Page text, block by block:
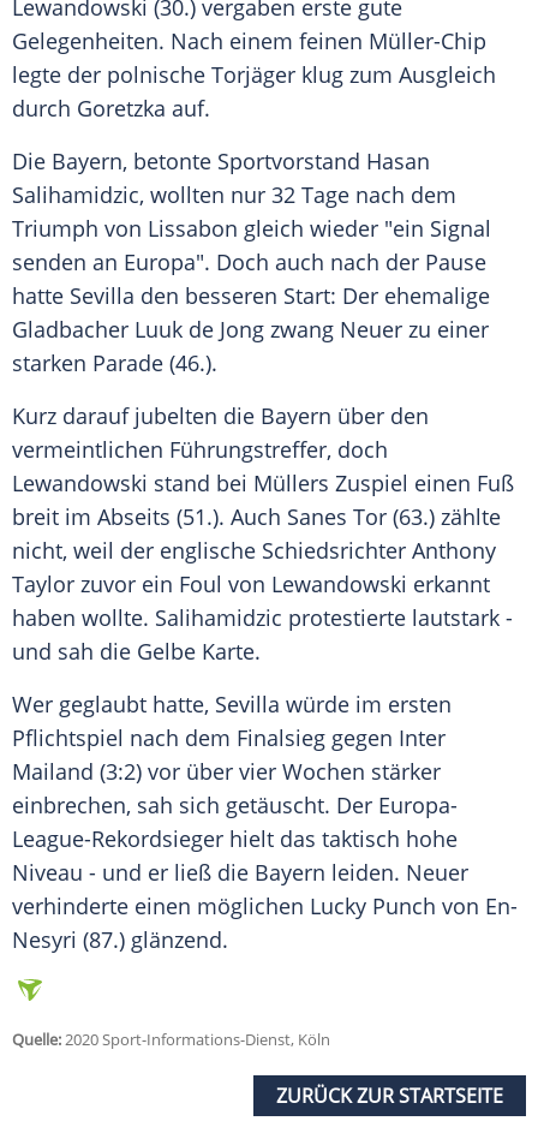
Lewandowski (30.) vergaben erste gute
Gelegenheiten. Nach einem feinen Müller-Chip
legte der polnische Torjäger klug zum Ausgleich
durch Goretzka auf.
Die Bayern, betonte Sportvorstand Hasan
Salihamidzic, wollten nur 32 Tage nach dem
Triumph von Lissabon gleich wieder "ein Signal
senden an Europa". Doch auch nach der Pause
hatte Sevilla den besseren Start: Der ehemalige
Gladbacher Luuk de Jong zwang Neuer zu einer
starken Parade (46.).
Kurz darauf jubelten die Bayern über den
vermeintlichen Führungstreffer, doch
Lewandowski stand bei Müllers Zuspiel einen Fuß
breit im Abseits (51.). Auch Sanes Tor (63.) zählte
nicht, weil der englische Schiedsrichter Anthony
Taylor zuvor ein Foul von Lewandowski erkannt
haben wollte. Salihamidzic protestierte lautstark -
und sah die Gelbe Karte.
Wer geglaubt hatte, Sevilla würde im ersten
Pflichtspiel nach dem Finalsieg gegen Inter
Mailand (3:2) vor über vier Wochen stärker
einbrechen, sah sich getäuscht. Der Europa-
League-Rekordsieger hielt das taktisch hohe
Niveau - und er ließ die Bayern leiden. Neuer
verhinderte einen möglichen Lucky Punch von En-
Nesyri (87.) glänzend.
Quelle:2020 Sport-Informations-Dienst, Köln
ZURÜCK ZUR STARTSEITE